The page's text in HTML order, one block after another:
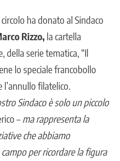
ha donato al Sindaco
Rizzo,la cartella
della serie tematica, “Il
lo speciale francobollo
l’annullo filatelico.
Sindaco è solo un piccolo
– ma rappresenta la
che abbiamo
per ricordare la figura